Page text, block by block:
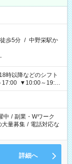
歩5分 / 中野栄駅か
時以降などのシフト
17:00 ▼10:00～19:00
中 / 副業・Wワーク
大量募集 / 電話対応な
詳細へ